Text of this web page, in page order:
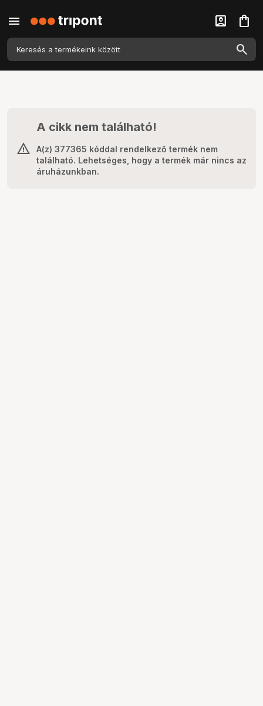
menu account_box shopping_bag
A cikk nem található!
A(z) 377365 kóddal rendelkező termék nem
található. Lehetséges, hogy a termék már nincs az
áruházunkban.